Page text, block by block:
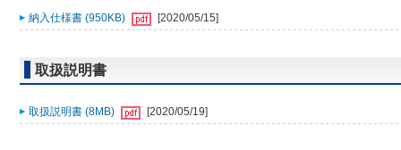
納入仕様書 (950KB) [2020/05/15]
取扱説明書
取扱説明書 (8MB) [2020/05/19]